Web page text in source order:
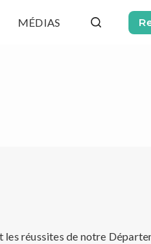
MÉDIAS
réussites de notre